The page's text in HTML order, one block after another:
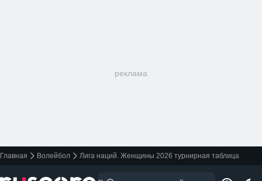
реклама
Главная Волейбол Лига наций. Женщины 2026 турнирная таблица